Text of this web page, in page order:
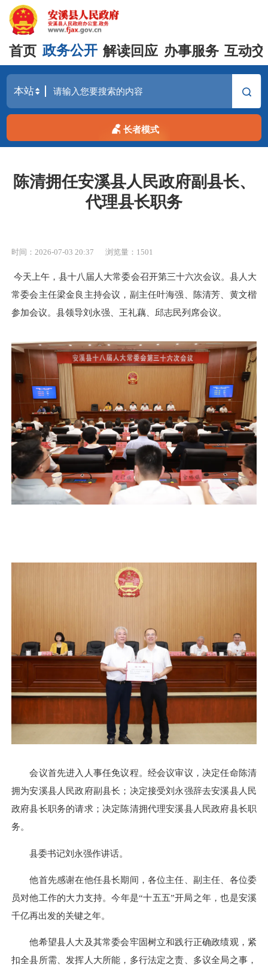
首页 政务公开 解读回应 办事服务 互动
长者模式
陈清拥任安溪县人民政府副县长、
代理县长职务
时间：2026-07-03 20:37 浏览量： 1501
今天上午，县十八届人大常委会召开第三十六次会议。县人大
常委会主任梁金良主持会议，副主任叶海强、陈清芳、黄文楷
参加会议。县领导刘永强、王礼藕、邱志民列席会议。
会议首先进入人事任免议程。经会议审议，决定任命陈清
拥为安溪县人民政府副县长；决定接受刘永强辞去安溪县人民
政府县长职务的请求；决定陈清拥代理安溪县人民政府县长职
务。
县委书记刘永强作讲话。
他首先感谢在他任县长期间，各位主任、副主任、各位委
员对他工作的大力支持。今年是“十五五”开局之年，也是安溪
千亿再出发的关键之年。
他希望县人大及其常委会牢固树立和践行正确政绩观，紧
扣全县所需、发挥人大所能，多行法定之责、多议全局之事，